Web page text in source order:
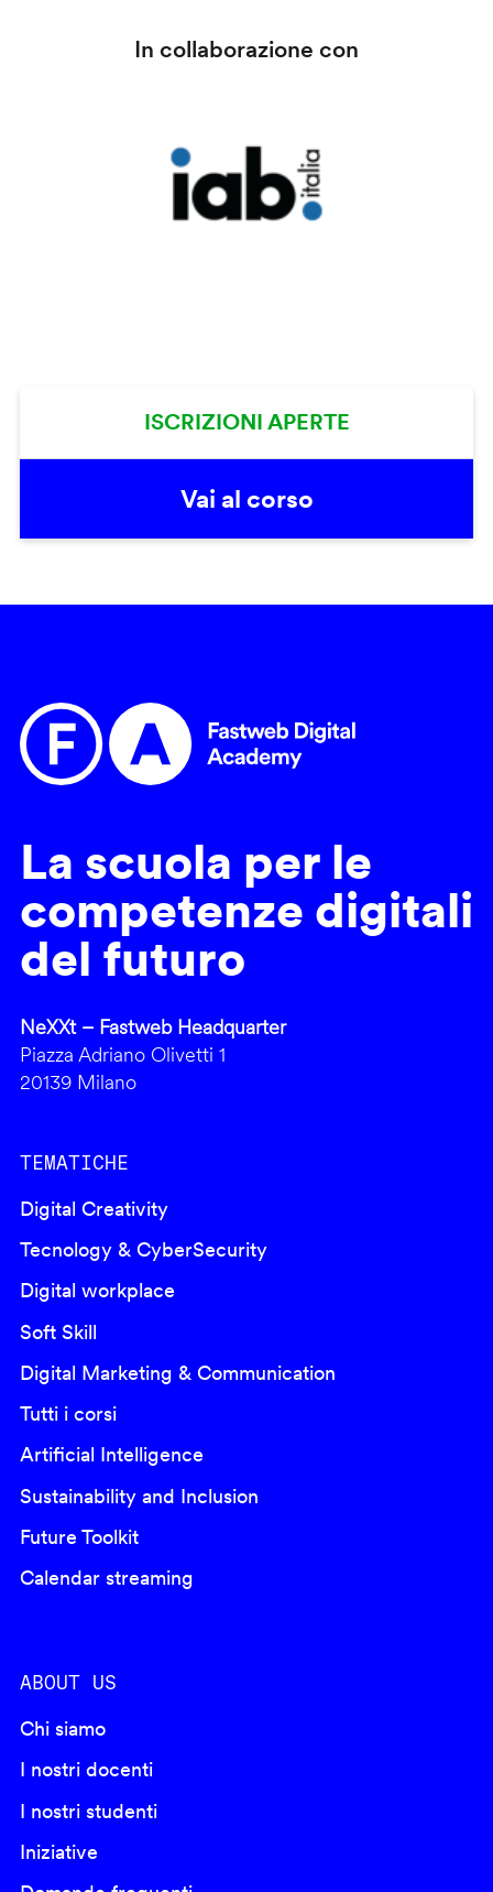
In collaborazione con
ISCRIZIONI APERTE
Vai al corso
La scuola per le
competenze digitali
del futuro
NeXXt – Fastweb Headquarter
Piazza Adriano Olivetti 1
20139 Milano
TEMATICHE
Digital Creativity
Tecnology & CyberSecurity
Digital workplace
Soft Skill
Digital Marketing & Communication
Tutti i corsi
Artificial Intelligence
Sustainability and Inclusion
Future Toolkit
Calendar streaming
ABOUT US
Chi siamo
I nostri docenti
I nostri studenti
Iniziative